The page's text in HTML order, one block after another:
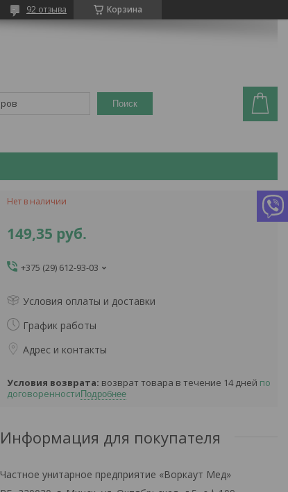
Корзина
92 отзыва
Поиск
Нет в наличии
149,35 руб.
+375 (29) 612-93-03
Условия оплаты и доставки
График работы
Адрес и контакты
возврат товара в течение 14 дней по
договоренности Подробнее
Информация для покупателя
Частное унитарное предприятие «Воркаут Мед»